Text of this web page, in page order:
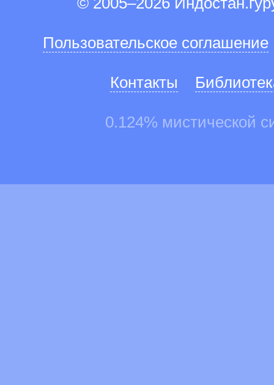
Пользовательское соглашение
Контакты
0.124% мистической